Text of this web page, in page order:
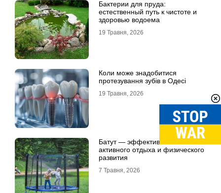
Бактерии для пруда:
естественный путь к чистоте и
здоровью водоема
19 Травня, 2026
Коли може знадобитися
протезування зубів в Одесі
19 Травня, 2026
Батут — эффективный способ
активного отдыха и физического
развития
7 Травня, 2026